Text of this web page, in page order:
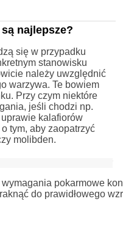
najlepsze?
się w przypadku
stanowisku
należy uwzględnić
warzywa. Te bowiem
Przy czym niektóre
jeśli chodzi np.
kalafiorów
tym, aby zaopatrzyć
molibden.
pokarmowe
do prawidłowego